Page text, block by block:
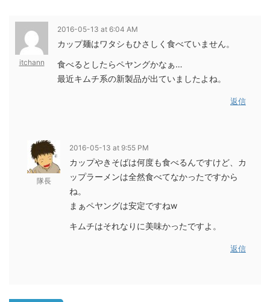
itchann
2016-05-13 at 6:04 AM
カップ麺はワタシもひさしく食べていません。
食べるとしたらペヤングかなぁ…
最近キムチ系の新製品が出ていましたよね。
返信
隊長
2016-05-13 at 9:55 PM
カップやきそばは何度も食べるんですけど、カ
ップラーメンは全然食べてなかったですから
ね。
まぁペヤングは安定ですねw
キムチはそれなりに美味かったですよ。
返信